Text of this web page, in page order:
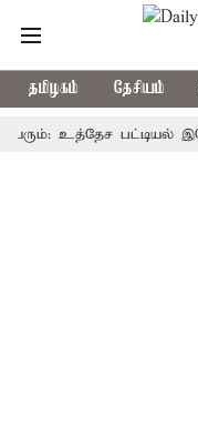
தமிழகம் தேசியம்
உத்தேச பட்டியல் இதோ!